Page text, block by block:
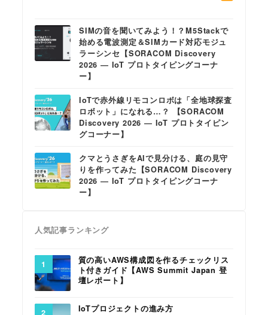
SIMの音を聞いてみよう！？M5Stackで
始める電波測定＆SIMカード対応モジュ
ラーシンセ【SORACOM Discovery
2026 ― IoT プロトタイピングコーナ
ー】
IoTで赤外線リモコンロボは「全地球探査
ロボット」になれる…？ 【SORACOM
Discovery 2026 ― IoT プロトタイピン
グコーナー】
クマとうさぎをAIで見分ける、庭の見守
りを作ってみた【SORACOM Discovery
2026 ― IoT プロトタイピングコーナ
ー】
人気記事ランキング
質の高いAWS構成図を作るチェックリス
ト付きガイド【AWS Summit Japan 登
壇レポート】
IoTプロジェクトの進み方